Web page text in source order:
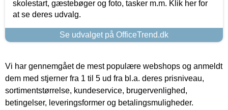
skolestart, gæstebøger og foto, tasker m.m. Klik her for
at se deres udvalg.
Se udvalget på OfficeTrend.dk
Vi har gennemgået de mest populære webshops og anmeldt
dem med stjerner fra 1 til 5 ud fra bl.a. deres prisniveau,
sortimentstørrelse, kundeservice, brugervenlighed,
betingelser, leveringsformer og betalingsmuligheder.